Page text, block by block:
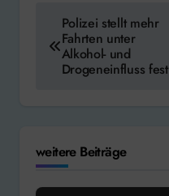
Beitragsnavigation
Polizei stellt mehr
Fahrten unter
Alkohol- und
Drogeneinfluss fest
weitere Beiträge